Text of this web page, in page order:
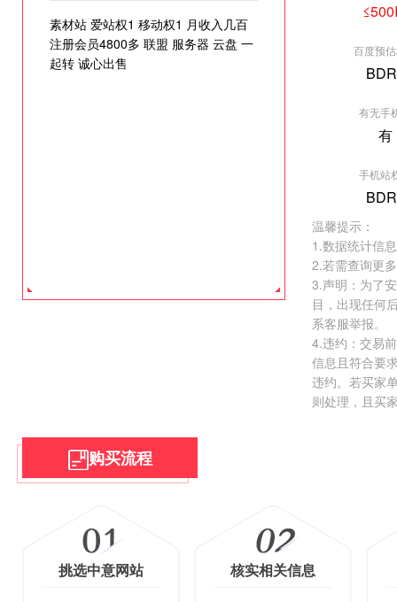
素材站 爱站权1 移动权1 月收入几百
注册会员4800多 联盟 服务器 云盘 一
起转 诚心出售
百度预
有无手
有
手机站
温馨提示：
1.数据统计信
2.若需查询更
3.声明：为了
目，出现任何
系客服举报。
4.违约：交易
信息且符合要
违约。若买家
则处理，且买
权重:BDR2
去看看 >
购买流程
挑选中意网站 核实相关信息